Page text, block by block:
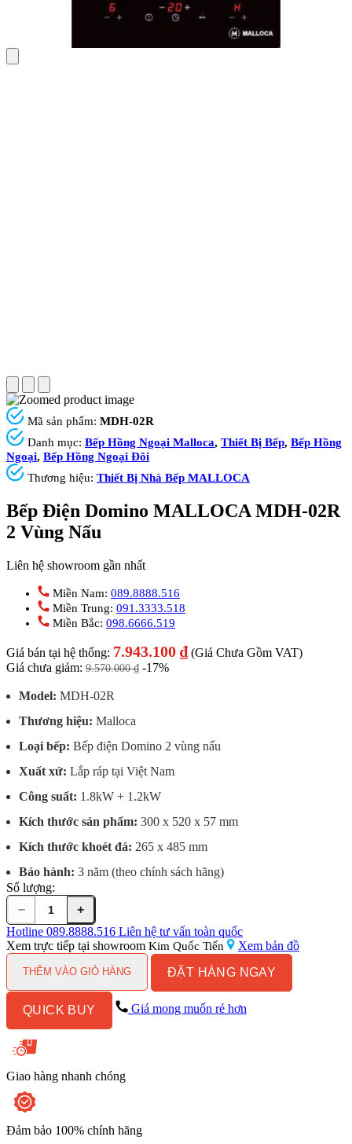
Mã sản phẩm: MDH-02R
Danh mục: Bếp Hồng Ngoại Malloca, Thiết Bị Bếp, Bếp Hồng
Ngoại, Bếp Hồng Ngoại Đôi
Thương hiệu: Thiết Bị Nhà Bếp MALLOCA
Bếp Điện Domino MALLOCA MDH-02R
2 Vùng Nấu
Liên hệ showroom gần nhất
Miền Nam: 089.8888.516
Miền Trung: 091.3333.518
Miền Bắc: 098.6666.519
Giá bán tại hệ thống: 7.943.100 ₫ (Giá Chưa Gồm VAT)
Giá chưa giảm: 9.570.000₫ -17%
Model: MDH-02R
Thương hiệu: Malloca
Loại bếp: Bếp điện Domino 2 vùng nấu
Xuất xứ: Lắp ráp tại Việt Nam
Công suất: 1.8kW + 1.2kW
Kích thước sản phẩm: 300 x 520 x 57 mm
Kích thước khoét đá: 265 x 485 mm
Bảo hành: 3 năm (theo chính sách hãng)
Số lượng:
Điện
Domino
MALLOCA
MDH-
02R
Vùng
Nấu
lượng
−
+
Hotline 089.8888.516 Liên hệ tư vấn toàn quốc
Xem trực tiếp tại showroom Kim Quốc Tiến Xem bản đồ
THÊM VÀO GIỎ HÀNG ĐẶT HÀNG NGAY
QUICK BUY Giá mong muốn rẻ hơn
Giao hàng nhanh chóng
Đảm bảo 100% chính hãng